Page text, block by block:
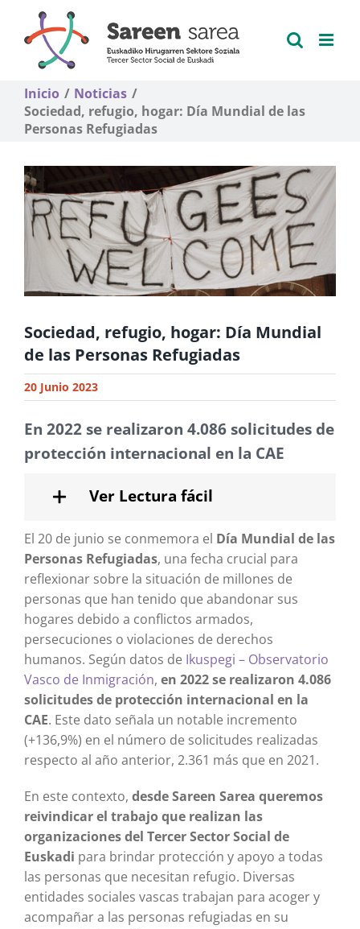
contenido
Inicio
Noticias
Sociedad, refugio, hogar: Día Mundial de las
Personas Refugiadas
Sociedad, refugio, hogar: Día Mundial
de las Personas Refugiadas
20 Junio 2023
En 2022 se realizaron 4.086 solicitudes de
protección internacional en la CAE
Ver Lectura fácil
El 20 de junio se conmemora el Día Mundial de las
Personas Refugiadas, una fecha crucial para
reflexionar sobre la situación de millones de
personas que han tenido que abandonar sus
hogares debido a conflictos armados,
persecuciones o violaciones de derechos
humanos. Según datos de Ikuspegi – Observatorio
Vasco de Inmigración, en 2022 se realizaron 4.086
solicitudes de protección internacional en la
CAE. Este dato señala un notable incremento
(+136,9%) en el número de solicitudes realizadas
respecto al año anterior, 2.361 más que en 2021.
En este contexto, desde Sareen Sarea queremos
reivindicar el trabajo que realizan las
organizaciones del Tercer Sector Social de
Euskadi para brindar protección y apoyo a todas
las personas que necesitan refugio. Diversas
entidades sociales vascas trabajan para acoger y
acompañar a las personas refugiadas en su